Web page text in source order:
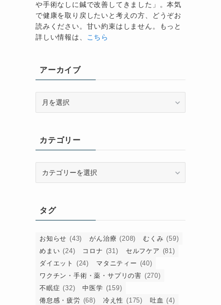
や手術なしに鍼で改善してきました」。本気
で健康を取り戻したいと考えの方、どうぞお
読みください。甘い約束はしません。もっと
詳しい情報は、 こちら
アーカイブ
ブカテゴリー
ータグ
お知らせ (43) がん治療 (208) むくみ (59)
めまい (24) コロナ (31) セルフケア (81)
ダイエット
(24) マタニティー (40)
ワクチン・手術・薬・サプリの害 (270)
不眠症 (32) 中医学 (159)
倦怠感・疲労 (68) 冷え性 (175) 吐血 (4)